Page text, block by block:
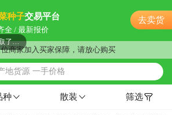
种子交易平台
全 / 最新报价
去卖货
商家加入买家保障，请放心购买
地货源 一手价格
附近彭**老板21小时前获取了报价
连云港市吕**老板18分钟前看了商品
附近卢**老板16小时前获取了报价
连云港市张**老板1小时前询价供应商
连云港市胡**老板17小时前看了商品
种 散装 筛选